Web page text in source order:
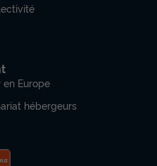
Europe
hébergeurs